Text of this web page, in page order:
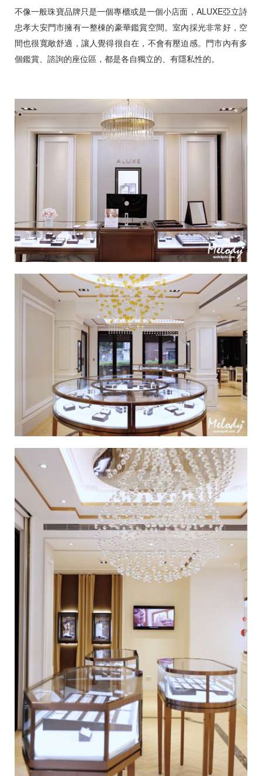
不像一般珠寶品牌只是一個專櫃或是一個小店面，ALUXE亞立詩
忠孝大安門市擁有一整棟的豪華鑑賞空間。室內採光非常好，空
間也很寬敞舒適，讓人覺得很自在，不會有壓迫感。門市內有多
個鑑賞、諮詢的座位區，都是各自獨立的、有隱私性的。